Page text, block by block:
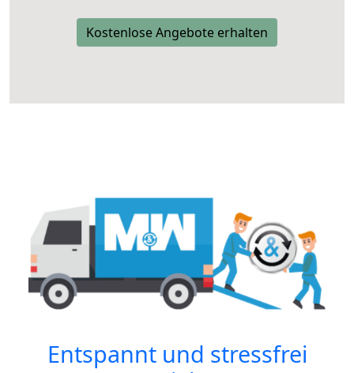
Kostenlose Angebote erhalten
Entspannt und stressfrei